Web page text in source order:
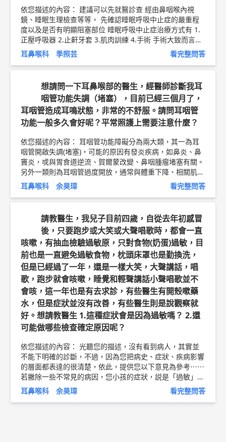
s://goo.gl/thHdOq
問8 Facebook ►https://goo.gl/UZt4
2U 問8 醫學動畫 ►https://goo.gl/Fo1lHQ
依您描述的內容： 建議可以先就醫診查 經由鼻咽喉內視
鏡、睡眠生理檢查等等， 先確認睡眠呼吸中止症的嚴重程
度以及是否有明顯阻塞部位 睡眠呼吸中止症治療方式有 1.
正壓呼吸器 2.止鼾牙套 3.肌肉訓練 4.手術 手術大致而言有
鼻部手術：可矯正如鼻中膈彎曲、下鼻甲肥大、鼻閥狹窄
等，依阻塞部位有不同術式處理 喉部軟組織手術：如扁桃
腺過大、舌根過厚、懸壅垂過長、軟顎後空間過窄等依，阻
塞部位有不同術式處理。 近來發展微創手術，在某些客觀
構造條件符合的情形下，選用微創手術，手術時間短且住院
天數少，有時甚至可不需住院。 骨骼手術：可同時改善空
間以及美化面部外觀。 選擇哪種治療方式，和疾病本身診
斷、空間狹窄位置、患者本身意願均有密切相關 各種治療
有哪些禁忌症嗎？我有動過兩次鼻子手術不知道是否還能做
手術 要看施行哪種鼻部手術，只要不影響功能構造(如拿除
過多鼻中膈或是鼻甲組織等等)，還是有可能可以施行手
術。 2. 手術完的術後照護需要注意什麼？一般需要休息幾
天? 若是鼻部或是喉部的手術，大多全身麻醉需要住院，細
節須看施行何種手術。 3. 術後復發機率大約多少呢？有何
後遺症嗎？ 這個問題須看選擇何種手術治療才能精準回
診查為佳。 不同嚴重程度的睡眠呼吸中止症以及不同阻塞
部位 選擇治療方式會有不少的差異 建議可以與醫師進行討
論為宜。 祝 平安健康 以上純係觀念交流，一切以醫師實際
看診為準。 衛生福利部臺中醫院 耳鼻喉科 主任 季照芸 敬
復 醫師簡介 ►http://bit.ly/2zz3kek打鼾與睡眠呼吸中止
症衛教文章http://bit.ly/2zyv7eZ
耳鼻喉科 季照芸 看完整問答
想請問一下耳鼻喉部的醫生，經醫師診斷我耳
咽管功能失調（堵塞），目前已經三個月了，
耳咽管造成耳鳴狀態，非常的不舒服。請問耳咽管
功能一般多久會好呢？平常照護上需要注意什麼？
依您描述的內容： 耳咽管功能障礙分為兩大類，其一為耳
咽管開啟失調(堵塞)，可能的原因有發炎疾病，如鼻炎、鼻
竇炎，戓與胃食道逆流、賀爾蒙改變、鼻咽腫瘤堵塞有關。
另外一類則為耳咽管過度開放，通常與體重下降、相關肌肉
萎縮有關。 人的疾病只要牽涉到功能失調，大部分恢復的
時間都較為費時，很難回答説要多久才能痊癒，只是需儘可
能找出疾病背後的相關因子，盡量治療，以您的疾病來說，
如果有感染的情況就要先控制感染。如果有鼻子相關疾病，
可用類固醇鼻噴劑。注意避免胃食道逆流並治療潛在的胃酸
刺激。如果失眠，就治療失眠，如果體重下降，就多吃多
喝。此外還有嚼口香、練習吹氣球等方面來增進耳咽管的開
闔。以上所提及，都是耳咽管功能失調常見的處置，另外，
藥物治療無效的話，也可與醫師討論手術治療，針對耳咽管
功能做進一步的矯正。 祝您平安健康！ 以上純係觀念交
流，一切以醫師實際看診為準。 屏東明正耳鼻喉科診所 主
治醫師 柳營奇美醫院耳鼻喉科 兼任主治醫師 余昊璋 醫師簡
介 ► http://bit.ly/2vnDJBN
耳鼻喉科 余昊璋 看完整問答
請教醫生，我兒子目前四歲，自從去年初感冒
後，只要跑步或大笑或大聲唱歌時，都會一直
咳嗽，有抽血檢驗過敏原，只對食物(奶蛋)過敏，目
前也是一直避免過敏食物，枕頭床罩也是勤換洗，
但是已經過了一年，還是一樣大笑，大聲講話，唱
歌，跑步就會咳嗽，睡覺和輕聲講話小聲唱歌並不
會咳，這一年也是有去求診，有些醫生有開殼嗽藥
水，但是症狀並沒有改善，有些醫生則是說觀察就
好。想請教醫生 1.這種症狀會是因為過敏嗎？ 2.還
可能做哪些檢查確定原因呢？
依您描述的內容： 光聽您的描述，沒有看到病人，其實並
不能下明確的診斷，不過，因為您把病史、症狀、疾病影響
的層面都表達的很清楚，依此，提供您以下意見為參考⋯⋯
若撇除一些不常見的病因，您小孩的症狀，説是「過敏」也
通，俗稱「呼吸道過敏」，正確來說，應該是「運動誘發型
氣喘」，平常無症狀，運動後或偶接觸到乾冷空氣、冰涼食
耳鼻喉科 余昊璋 看完整問答